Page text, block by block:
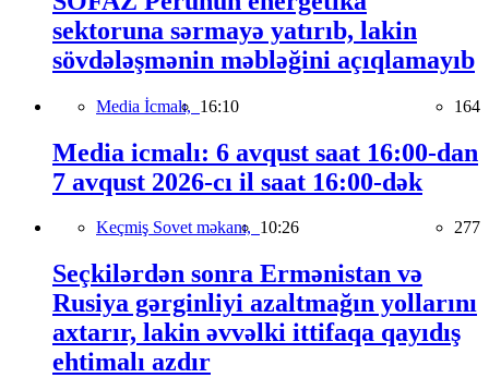
sektoruna sərmayə yatırıb, lakin
sövdələşmənin məbləğini açıqlamayıb
Media İcmalı, 16:10 164
Media icmalı: 6 avqust saat 16:00-dan
7 avqust 2026-cı il saat 16:00-dək
Keçmiş Sovet məkanı, 10:26 277
Seçkilərdən sonra Ermənistan və
Rusiya gərginliyi azaltmağın yollarını
axtarır, lakin əvvəlki ittifaqa qayıdış
ehtimalı azdır